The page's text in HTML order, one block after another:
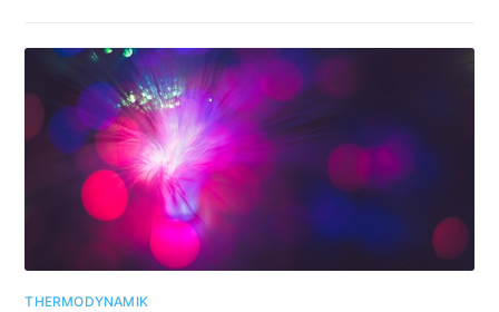
THERMODYNAMIK